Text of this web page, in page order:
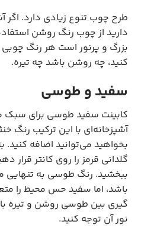
طرح چوب تنوع زیادی دارد. اگر
دارید از چوب رنگ روشن
بزرگ و پرنور است هر رنگ چوبی
کنید، چه روشن باشد چه تیره.
سفید و طوسی
کابینت سفید طوسی برای سبک
آشپزخانه‌ای با این ترکیب رنگ
بخواهید می‌توانید اضافه کنید.
گلدانی قرمز را روی کانتر قرار
ببخشید. رنگ طوسی به تنهایی
باشد، اما سفید حس محیط را
گیری بین طوسی روشن و تیره
نور آن توجه کنید.